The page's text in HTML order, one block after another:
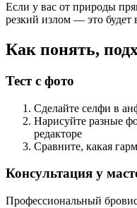
Если у вас от природы
резкий излом — это будет
Как понять,
Тест с фото
Сделайте селфи в
Нарисуйте разные
редакторе
Сравните, какая
Консультация у
Профессиональный